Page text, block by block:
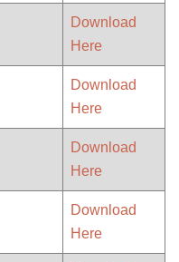
Download
Here
Download
Here
Download
Here
Download
Here